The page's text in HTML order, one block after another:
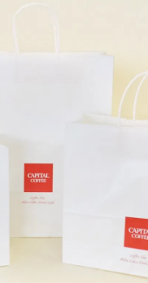
新規会員登録